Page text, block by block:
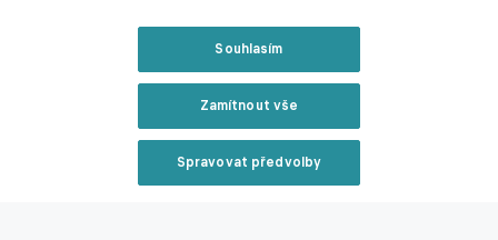
to ovšem bojovníky z Ázerbájdžánu neodradilo, když v 67.
minutě po přízemní ráně Juninha navýšili náskok na dvě branky.
S rychlou odpovědí ovšem přispěchal Frimpong, jenž z voleje
posadil balon ke vzdálenější tyči. Infarktové nastavení pro
fanoušky v obou táborech zakončil hrdinným výkonem Schick,
jenž nejprve pohotovým skluzem v malém vápně vyrovnal a v
Souhlasím
Zamítnout vše
Spravovat předvolby